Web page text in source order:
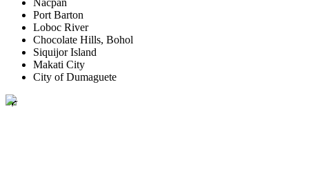
Nacpan
Port Barton
Loboc River
Chocolate Hills, Bohol
Siquijor Island
Makati City
City of Dumaguete